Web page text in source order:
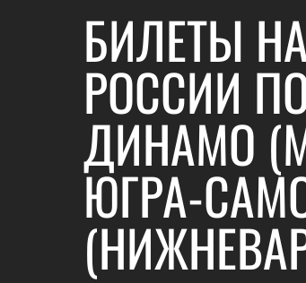
БИЛЕТЫ
РОССИИ
ДИНАМО
ЮГРА-